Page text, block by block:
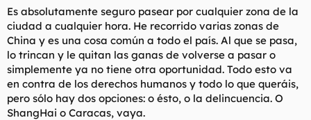
Es absolutamente seguro pasear por cualquier zona de la
ciudad a cualquier hora. He recorrido varias zonas de
China y es una cosa común a todo el país. Al que se pasa,
lo trincan y le quitan las ganas de volverse a pasar o
simplemente ya no tiene otra oportunidad. Todo esto va
en contra de los derechos humanos y todo lo que queráis,
pero sólo hay dos opciones: o ésto, o la delincuencia. O
ShangHai o Caracas, vaya.